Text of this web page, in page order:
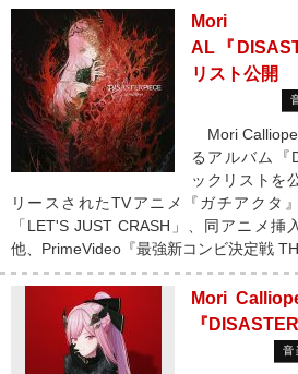
Mori
AL『
リスト公開
Mori
るアルバム『
ックリストを
リースされたTVアニメ『ガチアクタ
「LET'S JUST CRASH」、同アニメ挿
他、PrimeVideo『最強新コンビ決定戦 TH
Mori
『
音